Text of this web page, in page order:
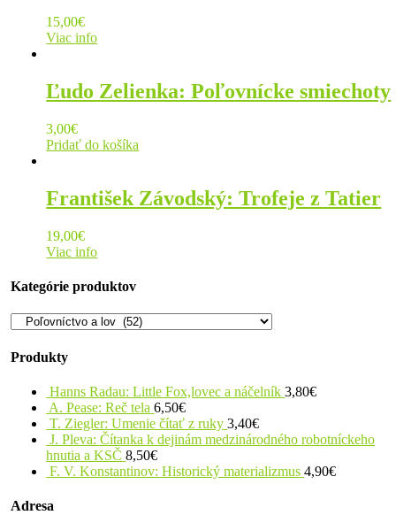
15,00€
Viac info
Ľudo Zelienka: Poľovnícke smiechoty
3,00€
Pridať do košíka
František Závodský: Trofeje z Tatier
19,00€
Viac info
Kategórie produktov
Produkty
Hanns Radau: Little Fox,lovec a náčelník 3,80€
A. Pease: Reč tela 6,50€
T. Ziegler: Umenie čítať z ruky 3,40€
J. Pleva: Čítanka k dejinám medzinárodného robotníckeho
hnutia a KSČ 8,50€
F. V. Konstantinov: Historický materializmus 4,90€
Adresa